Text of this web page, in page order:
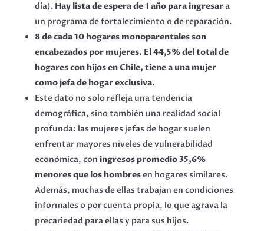
día). Hay lista de espera de 1 año para ingresara
un programa de fortalecimiento o de reparación.
8 de cada 10 hogares monoparentales son
encabezados por mujeres. El 44,5% del total de
hogares con hijos en Chile, tiene a una mujer
como jefa de hogar exclusiva.
Este dato no solo refleja una tendencia
demográfica, sino también una realidad social
profunda: las mujeres jefas de hogar suelen
enfrentar mayores niveles de vulnerabilidad
económica, con ingresos promedio 35,6%
menores que los hombresen hogares similares.
Además, muchas de ellas trabajan en condiciones
informales o por cuenta propia, lo que agrava la
precariedad para ellas y para sus hijos.